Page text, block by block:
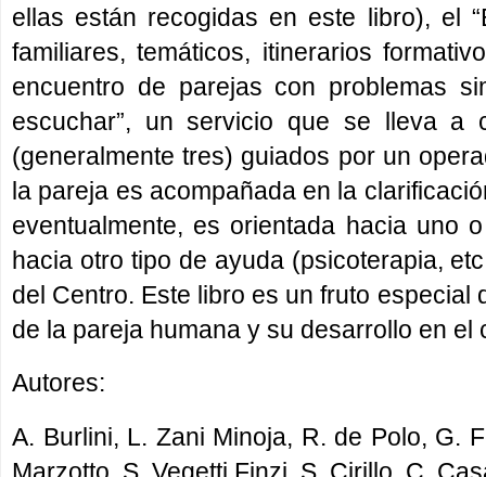
ellas están recogidas en este libro), el
familiares, temáticos, itinerarios
encuentro de parejas con problemas
escuchar”, un servicio que se lleva a
(generalmente tres) guiados por un
la pareja es acompañada en la
eventualmente, es orientada hacia uno
hacia otro tipo de ayuda (psicoterapia,
del Centro. Este libro es un fruto especial
de la pareja humana y su desarrollo en el
Autores:
A. Burlini, L. Zani Minoja, R. de Polo, G.